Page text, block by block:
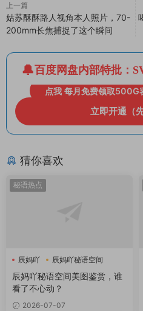
上一篇
姑苏酥酥路人视角本人照片，70-
200mm长焦捕捉了这个瞬间
百度网盘内部特批：
点我 每月免费领取500G
立即开通（
猜你喜欢
秘语热点
辰妈吖 辰妈吖秘语空间
辰妈吖秘语空间美图鉴赏，谁
看了不心动？
2026-07-07